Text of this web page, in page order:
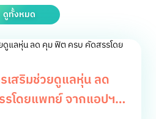
ดูทั้งหมด
เสริมช่วยดูแลหุ่น ลด
โดยแพทย์ จากแอปฯ